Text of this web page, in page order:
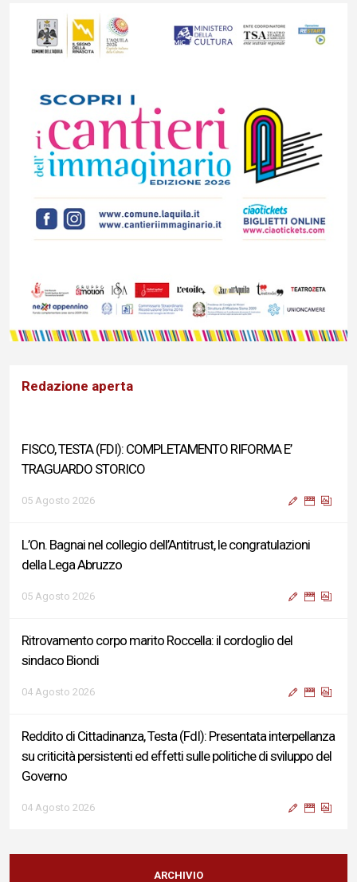
Redazione aperta
FISCO, TESTA (FDI): COMPLETAMENTO RIFORMA E’
TRAGUARDO STORICO
05 Agosto 2026
L’On. Bagnai nel collegio dell’Antitrust, le congratulazioni
della Lega Abruzzo
05 Agosto 2026
Ritrovamento corpo marito Roccella: il cordoglio del
sindaco Biondi
04 Agosto 2026
Reddito di Cittadinanza, Testa (FdI): Presentata interpellanza
su criticità persistenti ed effetti sulle politiche di sviluppo del
Governo
04 Agosto 2026
Sigismondi, Liris e Testa: “Profondo cordoglio e vicinanza al
Ministro Roccella e alla sua famiglia”
ARCHIVIO